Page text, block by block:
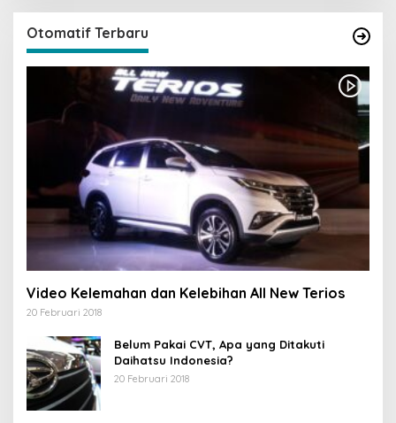
Otomatif Terbaru
Video Kelemahan dan Kelebihan All New Terios
20 Februari 2018
Belum Pakai CVT, Apa yang Ditakuti
Daihatsu Indonesia?
20 Februari 2018